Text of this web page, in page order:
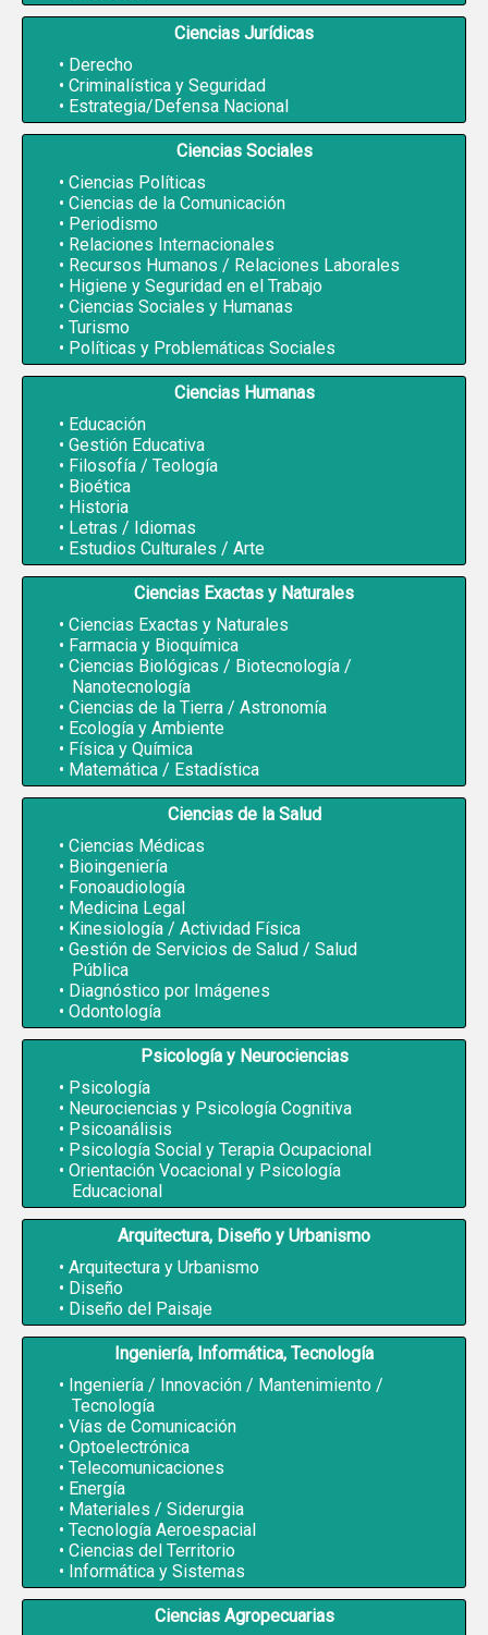
Ciencias Jurídicas
Derecho
Criminalística y Seguridad
Estrategia/Defensa Nacional
Ciencias Sociales
Ciencias Políticas
Ciencias de la Comunicación
Periodismo
Relaciones Internacionales
Recursos Humanos / Relaciones Laborales
Higiene y Seguridad en el Trabajo
Ciencias Sociales y Humanas
Turismo
Políticas y Problemáticas Sociales
Ciencias Humanas
Educación
Gestión Educativa
Filosofía / Teología
Bioética
Historia
Letras / Idiomas
Estudios Culturales / Arte
Ciencias Exactas y Naturales
Ciencias Exactas y Naturales
Farmacia y Bioquímica
Ciencias Biológicas / Biotecnología /
Nanotecnología
Ciencias de la Tierra / Astronomía
Ecología y Ambiente
Física y Química
Matemática / Estadística
Ciencias de la Salud
Ciencias Médicas
Bioingeniería
Fonoaudiología
Medicina Legal
Kinesiología / Actividad Física
Gestión de Servicios de Salud / Salud
Pública
Diagnóstico por Imágenes
Odontología
Psicología y Neurociencias
Psicología
Neurociencias y Psicología Cognitiva
Psicoanálisis
Psicología Social y Terapia Ocupacional
Orientación Vocacional y Psicología
Educacional
Arquitectura, Diseño y Urbanismo
Arquitectura y Urbanismo
Diseño
Diseño del Paisaje
Ingeniería, Informática, Tecnología
Ingeniería / Innovación / Mantenimiento /
Tecnología
Vías de Comunicación
Optoelectrónica
Telecomunicaciones
Energía
Materiales / Siderurgia
Tecnología Aeroespacial
Ciencias del Territorio
Informática y Sistemas
Ciencias Agropecuarias